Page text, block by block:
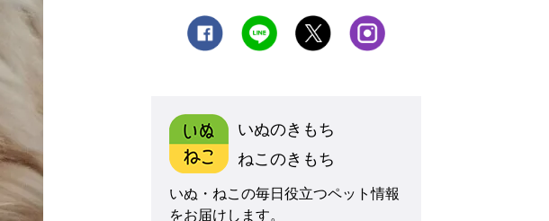
いぬのきもち
ねこのきもち
いぬ・ねこの毎日役立つペット情報
をお届けします。